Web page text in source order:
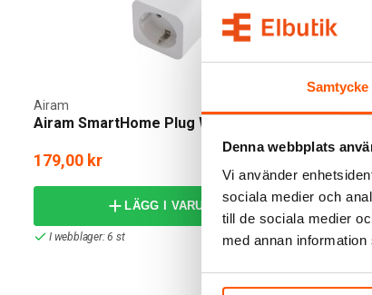
Samtycke
Denna webbplats
Vi använder
sociala medier och
till de sociala medier
med annan
Airam SmartHome Plug WiFi
Airam
179,00 kr
LÄGG I VARUKORG
I webblager: 6 st I